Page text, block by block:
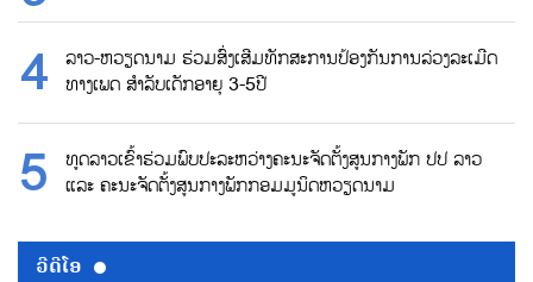
ລາວ-ຫວຽດນາມ ຮ່ວມສົ່ງເສີມທັກສະການປ້ອງກັນການລ່ວງລະເມີດ
ທາງເພດ ສຳລັບເດັກອາຍຸ 3-5ປີ
ທູດລາວເຂົ້າຮ່ວມພົບປະລະຫວ່າງຄະນະຈັດຕັ້ງສູນກາງພັກ ປປ ລາວ
ແລະ ຄະນະຈັດຕັ້ງສູນກາງພັກກອມມູນິດຫວຽດນາມ
ວີດີໂອ